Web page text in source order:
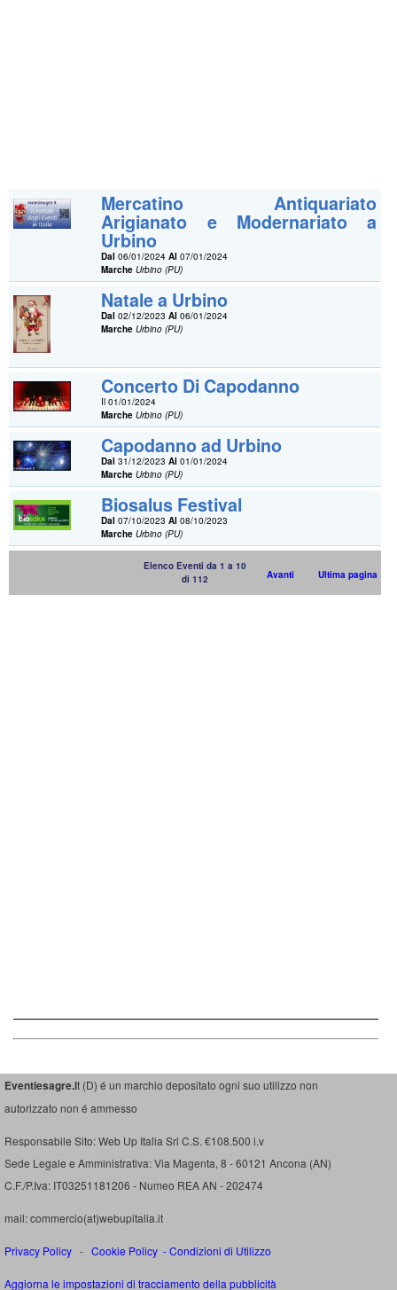
Mercatino Antiquariato
Arigianato e Modernariato a
Urbino
Dal 06/01/2024Al 07/01/2024
Marche Urbino (PU)
Natale a Urbino
Dal 02/12/2023Al 06/01/2024
Marche Urbino (PU)
Concerto Di Capodanno
Il 01/01/2024
Marche Urbino (PU)
Capodanno ad Urbino
Dal 31/12/2023Al 01/01/2024
Marche Urbino (PU)
Biosalus Festival
Dal 07/10/2023Al 08/10/2023
Marche Urbino (PU)
Elenco Eventi da 1 a 10
di 112
Avanti Ultima pagina
Eventiesagre.it (D) é un marchio depositato ogni suo utilizzo non
autorizzato non é ammesso
Responsabile Sito: Web Up Italia Srl C.S. €108.500 i.v
Sede Legale e Amministrativa: Via Magenta, 8 - 60121 Ancona (AN)
C.F./P.Iva: IT03251181206 - Numeo REA AN - 202474
mail: commercio(at)webupitalia.it
Privacy Policy - Cookie Policy -Condizioni di Utilizzo
Aggiorna le impostazioni di tracciamento della pubblicità